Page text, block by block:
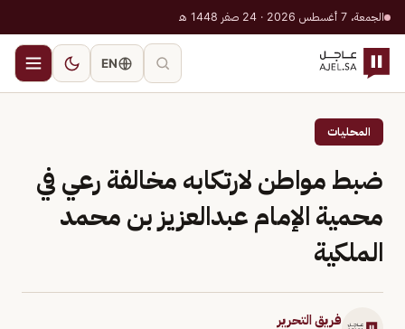
الجمعة، 7 أغسطس 2026 · 24 صفر 1448 هـ
EN
المحليات
ضبط مواطن لارتكابه مخالفة رعي في
محمية الإمام عبدالعزيز بن محمد
الملكية
فريق التحرير